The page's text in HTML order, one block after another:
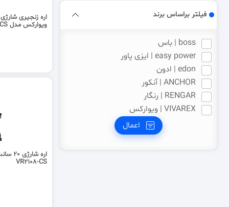
فیلتر براساس برند
boss | باس
easy power | ایزی پاور
edon | ادون
ANCHOR | آنکور
RENGAR | رنگار
VIVAREX | ویوارکس
ویوارکس مدل VR2412V-CS
اره
VR2108-CS